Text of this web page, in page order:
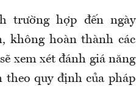
trường hợp đến ngày
không hoàn thành các
xem xét đánh giá năng
quy định của pháp